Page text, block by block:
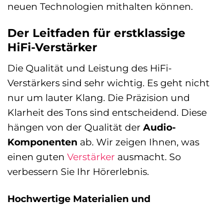
neuen Technologien mithalten können.
Der Leitfaden für erstklassige
HiFi-Verstärker
Die Qualität und Leistung des HiFi-
Verstärkers sind sehr wichtig. Es geht nicht
nur um lauter Klang. Die Präzision und
Klarheit des Tons sind entscheidend. Diese
hängen von der Qualität der Audio-
Komponenten ab. Wir zeigen Ihnen, was
einen guten Verstärker ausmacht. So
verbessern Sie Ihr Hörerlebnis.
Hochwertige Materialien und